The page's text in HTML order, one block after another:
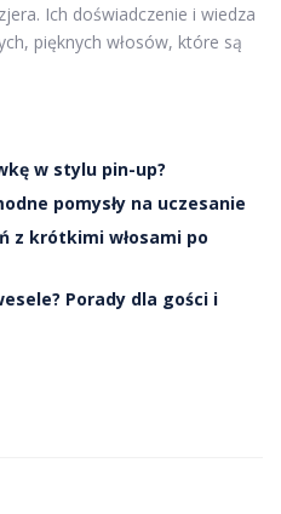
Ich doświadczenie i wiedza
pięknych włosów, które są
w stylu pin-up?
pomysły na uczesanie
z krótkimi włosami po
Porady dla gości i